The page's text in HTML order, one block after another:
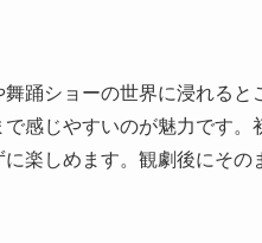
踊ショーの世界に浸れると
感じやすいのが魅力です。
楽しめます。観劇後にその